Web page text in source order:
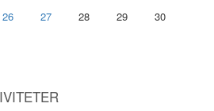
26 27 28 29
30